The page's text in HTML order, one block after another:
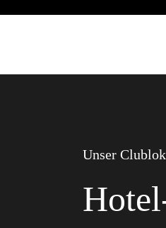
Unser